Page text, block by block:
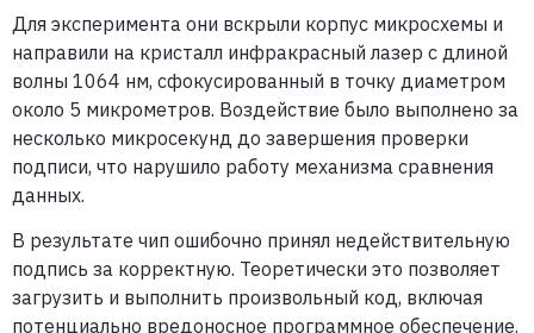
Для эксперимента они вскрыли корпус микросхемы и
направили на кристалл инфракрасный лазер с длиной
волны 1064 нм, сфокусированный в точку диаметром
около 5 микрометров. Воздействие было выполнено за
несколько микросекунд до завершения проверки
подписи, что нарушило работу механизма сравнения
данных.
В результате чип ошибочно принял недействительную
подпись за корректную. Теоретически это позволяет
загрузить и выполнить произвольный код, включая
потенциально вредоносное программное обеспечение.